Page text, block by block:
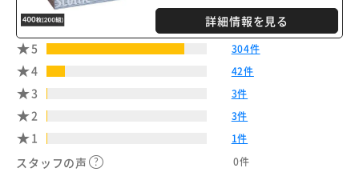
詳細情報を見る
5
304件
4 42件
3 3件
2 3件
1 1件
スタッフの声 0件